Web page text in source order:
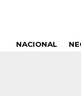
NACIONAL